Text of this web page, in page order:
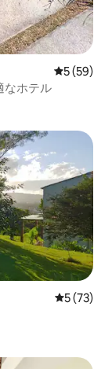
レビュー
5 (59)
なホテル
レビュー
5 (73)